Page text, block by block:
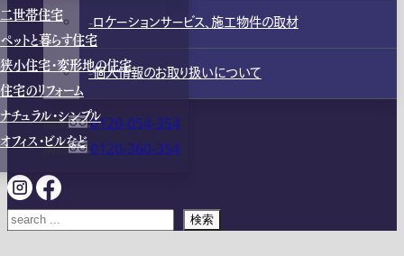
二世帯住宅
ペットと暮らす住宅
狭小住宅・変形地の住宅
住宅のリフォーム
ナチュラル・シンプル
オフィス・ビルなど
ロケーションサービス、施工物件の取材
個人情報のお取り扱いについて
関東
0120-054-354
関西
0120-360-354
検索